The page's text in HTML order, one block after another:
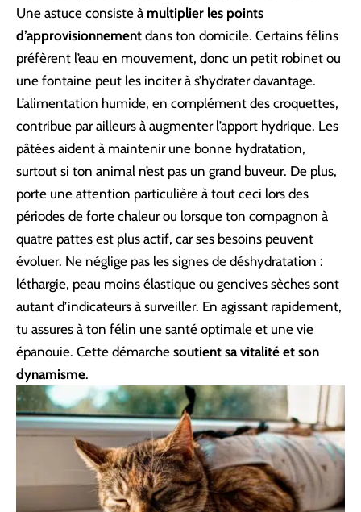
Une astuce consiste à multiplier les points
d’approvisionnement dans ton domicile. Certains félins
préfèrent l’eau en mouvement, donc un petit robinet ou
une fontaine peut les inciter à s’hydrater davantage.
L’alimentation humide, en complément des croquettes,
contribue par ailleurs à augmenter l’apport hydrique. Les
pâtées aident à maintenir une bonne hydratation,
surtout si ton animal n’est pas un grand buveur. De plus,
porte une attention particulière à tout ceci lors des
périodes de forte chaleur ou lorsque ton compagnon à
quatre pattes est plus actif, car ses besoins peuvent
évoluer. Ne néglige pas les signes de déshydratation :
léthargie, peau moins élastique ou gencives sèches sont
autant d’indicateurs à surveiller. En agissant rapidement,
tu assures à ton félin une santé optimale et une vie
épanouie. Cette démarche soutient sa vitalité et son
dynamisme.